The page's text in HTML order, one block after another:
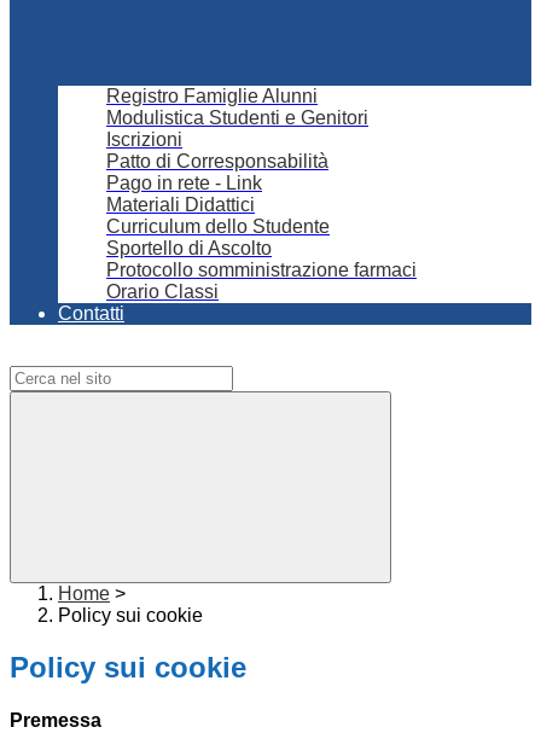
Registro Famiglie Alunni
Modulistica Studenti e Genitori
Iscrizioni
Patto di Corresponsabilità
Pago in rete - Link
Materiali Didattici
Curriculum dello Studente
Sportello di Ascolto
Protocollo somministrazione farmaci
Orario Classi
Contatti
Home >
Policy sui cookie
Policy sui cookie
Premessa